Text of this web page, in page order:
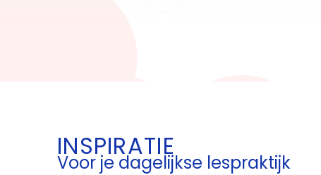
INSPIRATIE
Voor je dagelijkse lespraktijk